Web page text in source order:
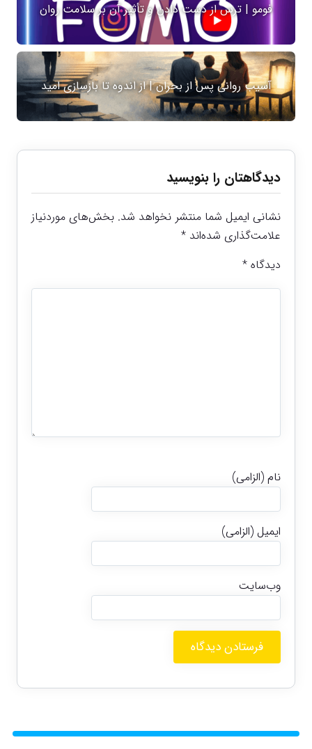
فومو | ترس از دست دادن و تأثیر آن بر سلامت روان
آسیب روانی پس از بحران | از اندوه تا بازسازی امید
دیدگاهتان را بنویسید
نشانی ایمیل شما منتشر نخواهد شد. بخش‌های موردنیاز
علامت‌گذاری شده‌اند*
دیدگاه*
نام (الزامی)
ایمیل (الزامی)
وب‌سایت